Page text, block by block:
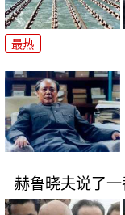
最热
赫鲁晓夫说了